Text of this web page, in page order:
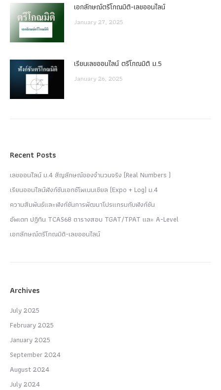
เอกลักษณ์ตรีโกณมิติ-เลขออนไลน์
January 27, 2025
เรียนเลขออนไลน์ ตรีโกณมิติ ม.5
January 26, 2025
Recent Posts
เลขออนไลน์ ม.4 สัญลักษณ์ของจำนวนจริง (Real Numbers )
เรียนออนไลน์ฟังก์ชันเอกซ์โพเนนเชียล (Expo + Log) ม.4
ความสัมพันธ์และฟังก์ชันการพัฒนาโปรแกรมกับฟังก์ชัน
อัพเดท ปฏิทิน TCAS68 ตารางสอบ TGAT/TPAT และ A-Level
เอกลักษณ์ตรีโกณมิติ-เลขออนไลน์
Archives
July 2025
February 2025
January 2025
September 2024
August 2024
July 2024